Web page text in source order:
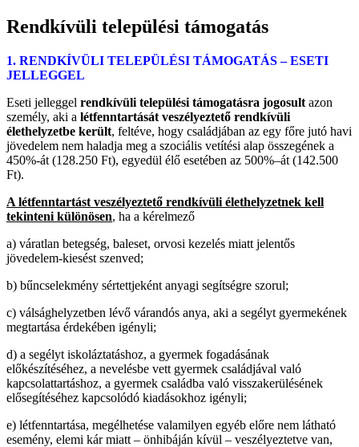
Rendkívüli települési támogatás
1. RENDKÍVÜLI TELEPÜLÉSI TÁMOGATÁS – ESETI
JELLEGGEL
Eseti jelleggel rendkívüli települési támogatásra jogosult azon
személy, aki a létfenntartását veszélyeztető rendkívüli
élethelyzetbe került, feltéve, hogy családjában az egy főre jutó havi
jövedelem nem haladja meg a szociális vetítési alap összegének a
450%-át (128.250 Ft), egyedül élő esetében az 500%–át (142.500
Ft).
A létfenntartást veszélyeztető rendkívüli élethelyzetnek kell
tekinteni különösen, ha a kérelmező
a) váratlan betegség, baleset, orvosi kezelés miatt jelentős
jövedelem-kiesést szenved;
b) bűncselekmény sértettjeként anyagi segítségre szorul;
c) válsághelyzetben lévő várandós anya, aki a segélyt gyermekének
megtartása érdekében igényli;
d) a segélyt iskoláztatáshoz, a gyermek fogadásának
előkészítéséhez, a nevelésbe vett gyermek családjával való
kapcsolattartáshoz, a gyermek családba való visszakerülésének
elősegítéséhez kapcsolódó kiadásokhoz igényli;
e) létfenntartása, megélhetése valamilyen egyéb előre nem látható
esemény, elemi kár miatt – önhibáján kívül – veszélyeztetve van,